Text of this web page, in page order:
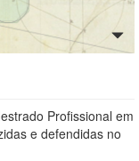
Profissional em
e defendidas no